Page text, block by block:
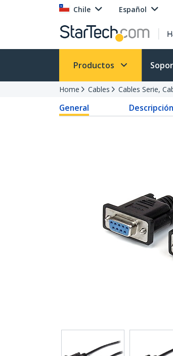
Chile Español
Productos
Home Cables Cables Serie,
General